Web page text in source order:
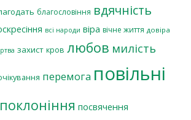
благословіння вдячність
всі народи віра вічне життя довіра
захист кров любов милість
перемога повільні
поклоніння посвячення